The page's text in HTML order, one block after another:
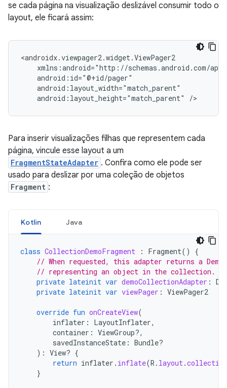
se cada página na visualização deslizável consumir todo o
layout, ele ficará assim:
android:layout_height="match_parent"
Para inserir visualizações filhas que representem cada
página, vincule esse layout a um
FragmentStateAdapter . Confira como ele pode ser
usado para deslizar por uma coleção de objetos
Fragment :
Kotlin Java
class CollectionDemoFragment : Fragment()
{
// When requested, this adapter returns a
// representing an object in the collection.
private lateinit var demoCollectionAdapter :
private lateinit var viewPager : ViewPager2
override fun onCreateView(
inflater : LayoutInflater,
container : ViewGroup?,
savedInstanceState : Bundle?
): View? {
return inflater . inflate(R . layout.
}